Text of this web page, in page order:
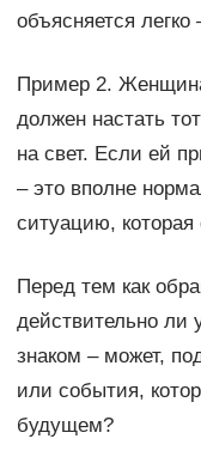
объясняется
Пример 2.
должен настать
на свет. Если ей
– это вполне
ситуацию, которая
Перед тем как
действительно ли
знаком – может,
или события,
будущем?